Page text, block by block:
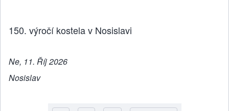
150. výročí kostela v Nosislavi
Ne, 11. Říj 2026
Nosislav